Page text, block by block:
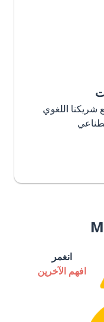
اللغوي
انغمر
افهم الآخرين